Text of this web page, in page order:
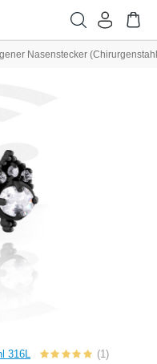
Nasenstecker
316L (1)